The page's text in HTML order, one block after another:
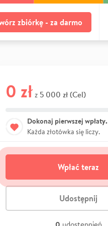
zbiórkę - za darmo
0 zł z 5 000 zł (Cel)
Dokonaj pierwszej wpłaty.
Każda złotówka się liczy.
Wpłać teraz
Udostępnij